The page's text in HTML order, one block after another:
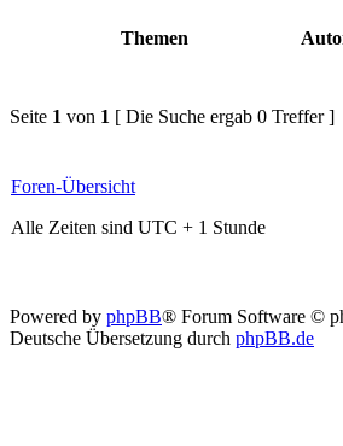
Themen
Seite 1 von 1 [ Die Suche ergab 0 Treffer ]
Foren-Übersicht
Alle Zeiten sind UTC + 1 Stunde
Powered by phpBB® Forum Software ©
Deutsche Übersetzung durch phpBB.de